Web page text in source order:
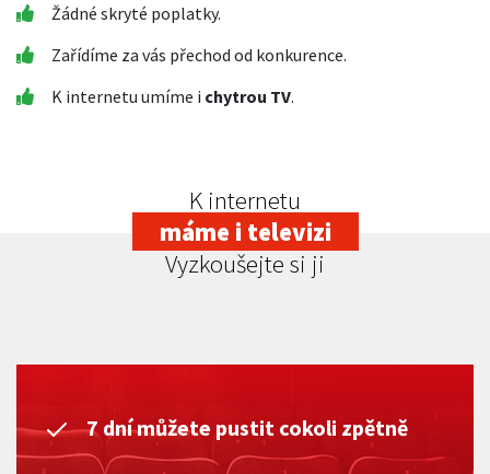
Žádné skryté poplatky.
Zařídíme za vás přechod od konkurence.
K internetu umíme i chytrou TV.
K internetu
máme i televizi
Vyzkoušejte si ji
7 dní můžete pustit cokoli zpětně